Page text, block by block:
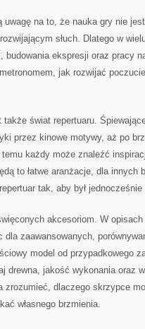
na to, że nauka gry nie
słuch. Dlatego w
ekspresji oraz pracy
jak rozwijać
świat repertuaru.
przez kinowe motywy, aż po
każdy może znaleźć
to łatwe aranżacje, dla innych
tak, aby był jednocześnie
akcesoriom. W
zaawansowanych,
model od przypadkowego
drewna, jakość wykonania oraz
zrozumieć, dlaczego skrzypce
własnego brzmienia.